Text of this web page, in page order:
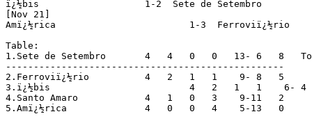
[Nov 21]
Amï¿½rica			 1-3  Ferroviï¿½rio		(prel. Nï¿½utico x Central)
Table:
1.Sete de Setembro	 4   4   0   0   13- 6
--------------------------------------------------
2.Ferroviï¿½rio		 4   2   1   1    9- 8   5
3.ï¿½bis			 4   2   1   1    6- 4   5
4.Santo Amaro		 4   1   0   3    9-11   2
5.Amï¿½rica		 4   0   0   4    5-13   0